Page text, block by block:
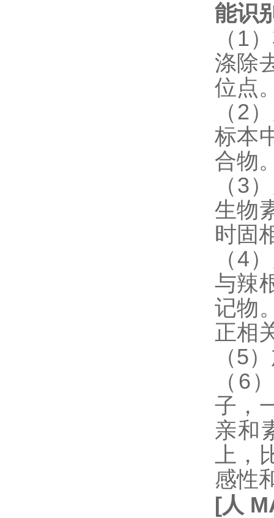
能识
（1
涤除
位点
（2
标本
合物
（3
生物
时固
（4
与辣
记物
正相
（5
（6
子，
亲和
上
感性
[人